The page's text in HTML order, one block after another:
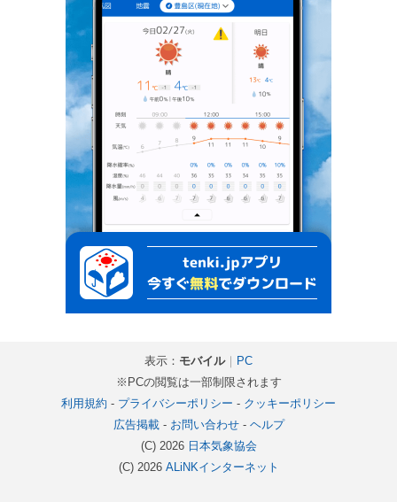
表示： モバイル｜ PC
※PCの閲覧は一部制限されます
利用規約 - プライバシーポリシー - クッキーポリシー
広告掲載- お問い合わせ- ヘルプ
(C) 2026 日本気象協会
(C) 2026 ALiNKインターネット